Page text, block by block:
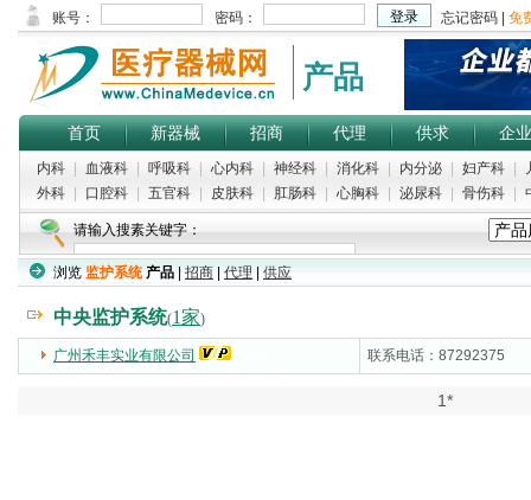
产品
首页 新器械 招商 代理 供求 企业
内科 血液科 呼吸科 心内科 神经科 消化科 内分泌 妇产科
外科
口腔科 五官科 皮肤科 肛肠科 心胸科 泌尿科 骨伤科
请输入搜素关键字：
浏览 监护系统 产品 招商 代理 供应
中央监护系统(1家)
广州禾丰实业有限公司 联系电话：87292375
1*